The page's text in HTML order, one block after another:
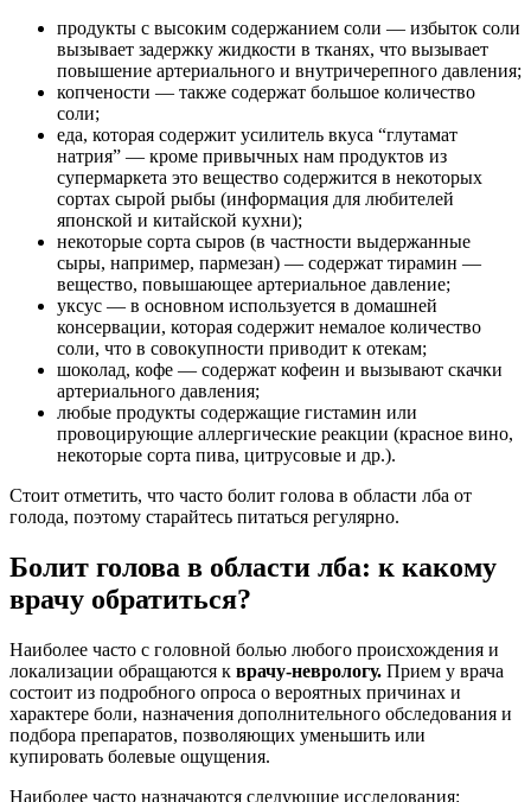
продукты с высоким содержанием соли — избыток соли
вызывает задержку жидкости в тканях, что вызывает
повышение артериального и внутричерепного давления;
копчености — также содержат большое количество
соли;
еда, которая содержит усилитель вкуса “глутамат
натрия” — кроме привычных нам продуктов из
супермаркета это вещество содержится в некоторых
сортах сырой рыбы (информация для любителей
японской и китайской кухни);
некоторые сорта сыров (в частности выдержанные
сыры, например, пармезан) — содержат тирамин —
вещество, повышающее артериальное давление;
уксус — в основном используется в домашней
консервации, которая содержит немалое количество
соли, что в совокупности приводит к отекам;
шоколад, кофе — содержат кофеин и вызывают скачки
артериального давления;
любые продукты содержащие гистамин или
провоцирующие аллергические реакции (красное вино,
некоторые сорта пива, цитрусовые и др.).
Стоит отметить, что часто болит голова в области лба от
голода, поэтому старайтесь питаться регулярно.
Болит голова в области лба: к какому
врачу обратиться?
Наиболее часто с головной болью любого происхождения и
локализации обращаются к врачу-неврологу. Прием у врача
состоит из подробного опроса о вероятных причинах и
характере боли, назначения дополнительного обследования и
подбора препаратов, позволяющих уменьшить или
купировать болевые ощущения.
Наиболее часто назначаются следующие исследования: